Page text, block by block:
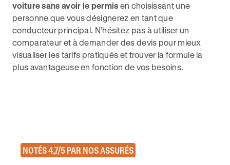
voiture sans avoir le permis en choisissant une
personne que vous désignerez en tant que
conducteur principal. N’hésitez pas à utiliser un
comparateur et à demander des devis pour mieux
visualiser les tarifs pratiqués et trouver la formule la
plus avantageuse en fonction de vos besoins.
NOTÉS 4,7/5 PAR NOS ASSURÉS